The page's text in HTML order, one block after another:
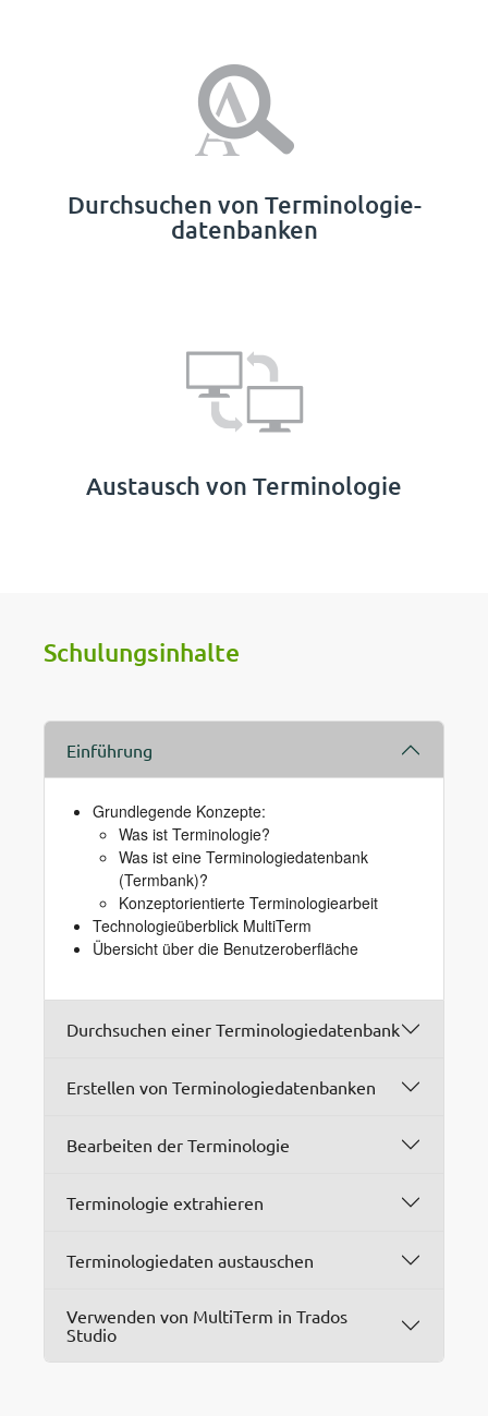
Durchsuchen von Terminologie­
datenbanken
Austausch von Terminologie
Schulungsinhalte
Einführung
Grundlegende Konzepte:
Was ist Terminologie?
Was ist eine Terminologiedatenbank
(Termbank)?
Konzeptorientierte Terminologiearbeit
Technologieüberblick MultiTerm
Übersicht über die Benutzeroberfläche
Durchsuchen einer Terminologiedatenbank
Erstellen von Terminologiedatenbanken
Bearbeiten der Terminologie
Terminologie extrahieren
Terminologiedaten austauschen
Verwenden von MultiTerm in Trados
Studio